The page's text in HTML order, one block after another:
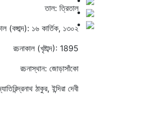
তাল: ত্রিতাল
(বঙ্গাব্দ): ১৬ কার্তিক, ১৩০২
রচনাকাল (খৃষ্টাব্দ): 1895
রচনাস্থান: জোড়াসাঁকো
ঠাকুর, ইন্দিরা দেবী